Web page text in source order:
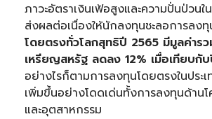
ภาวะอัตราเงินเฟ้อสูงและความปั่นป่วนใ
ส่งผลต่อเนื่องให้นักลงทุนชะลอการลง
โดยตรงทั่วโลกสุทธิปี 2565 มีมูลค่ารว
เหรียญสหรัฐ ลดลง 12% เมื่อเทียบกั
อย่างไรก็ตามการลงทุนโดยตรงในปร
เพิ่มขึ้นอย่างโดดเด่นทั้งการลงทุนด้าน
และอุตสาหกรรม